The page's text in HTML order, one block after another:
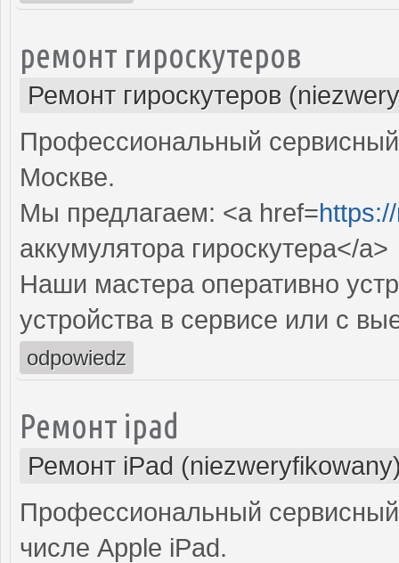
ремонт гироскутеров
Ремонт гироскутеров
Профессиональный сервисный
Москве.
Мы предлагаем: <a href=
аккумулятора гироскутера</a>
Наши мастера оперативно
устройства в сервисе или с
odpowiedz
Ремонт ipad
Ремонт iPad
Профессиональный
числе Apple iPad.